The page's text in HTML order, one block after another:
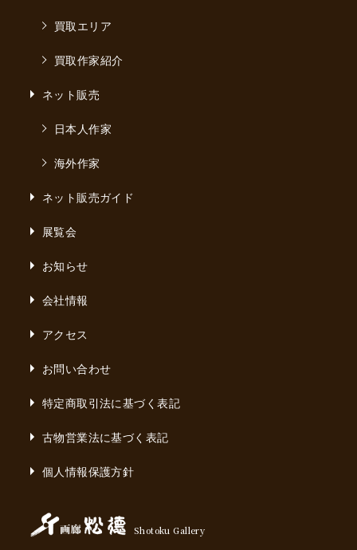
買取エリア
買取作家紹介
ネット販売
日本人作家
海外作家
ネット販売ガイド
展覧会
お知らせ
会社情報
アクセス
お問い合わせ
特定商取引法に基づく表記
古物営業法に基づく表記
個人情報保護方針
Shotoku Gallery